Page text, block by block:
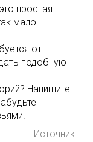
простая
мало
от
подобную
Напишите
Источник